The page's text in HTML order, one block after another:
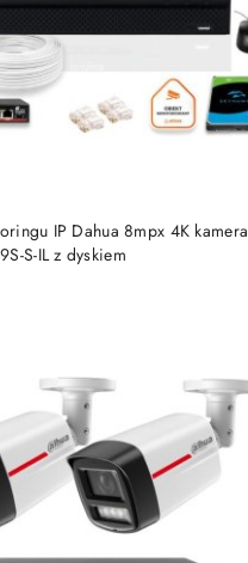
IP Dahua 8mpx 4K kamera
S-IL z dyskiem
BRAK TOWARU